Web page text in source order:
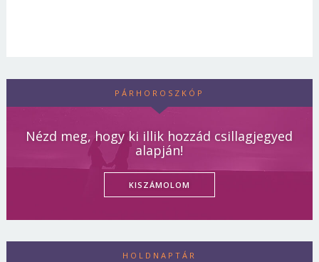
PÁRHOROSZKÓP
Nézd meg, hogy ki illik hozzád csillagjegyed
alapján!
KISZÁMOLOM
HOLDNAPTÁR